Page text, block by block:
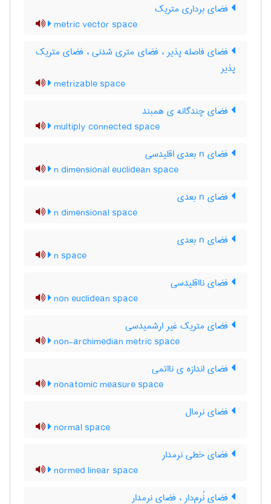
فضای برداری متریک
metric vector space
فضای فاصله پذیر ، فضای متری شدنی ، فضای متریک
پذیر
metrizable space
فضای چندگانه ی همبند
multiply connected space
فضای n بعدی اقلیدسی
n dimensional euclidean space
فضای n بعدی
n dimensional space
فضای n بعدی
n space
فضای نااقلیدسی
non euclidean space
فضای متریک غیر ارشمیدسی
non-archimedian metric space
فضای اندازه ی نااتمی
nonatomic measure space
فضای نرمال
normal space
فضای خطی نرمدار
normed linear space
فضای نُرم‌دار ، فضای نرمدار